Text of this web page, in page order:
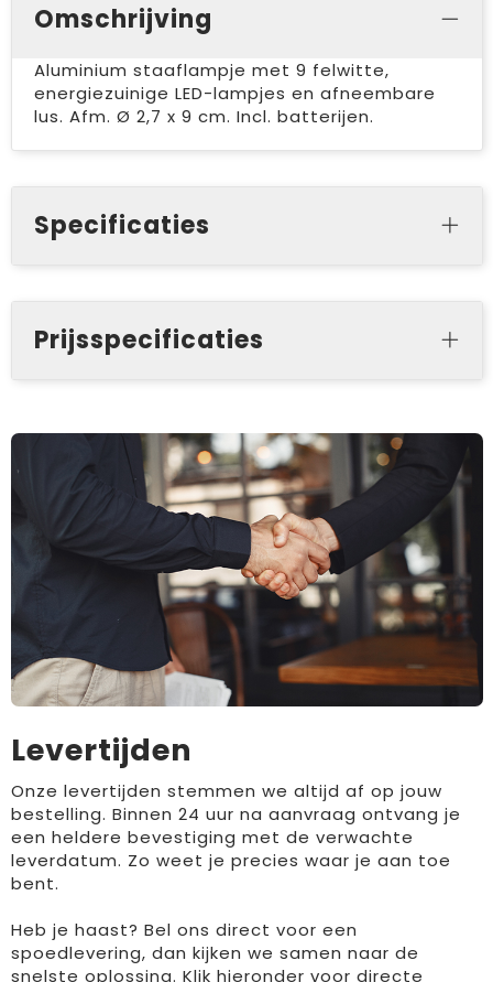
Omschrijving
Aluminium staaflampje met 9 felwitte,
energiezuinige LED-lampjes en afneembare
lus. Afm. Ø 2,7 x 9 cm. Incl. batterijen.
Specificaties
Prijsspecificaties
Levertijden
Onze levertijden stemmen we altijd af op jouw
bestelling. Binnen 24 uur na aanvraag ontvang je
een heldere bevestiging met de verwachte
leverdatum. Zo weet je precies waar je aan toe
bent.
Heb je haast? Bel ons direct voor een
spoedlevering, dan kijken we samen naar de
snelste oplossing. Klik hieronder voor directe